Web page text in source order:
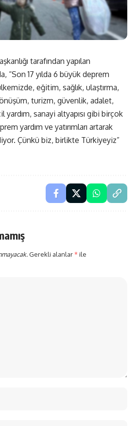
tarafından yapılan
“Son 17 yılda 6 büyük deprem
eğitim, sağlık, ulaştırma,
turizm, güvenlik, adalet,
yardım, sanayi altyapısı gibi birçok
yardım ve yatırımları artarak
Çünkü biz, birlikte Türkiyeyiz”
Gerekli alanlar*ile